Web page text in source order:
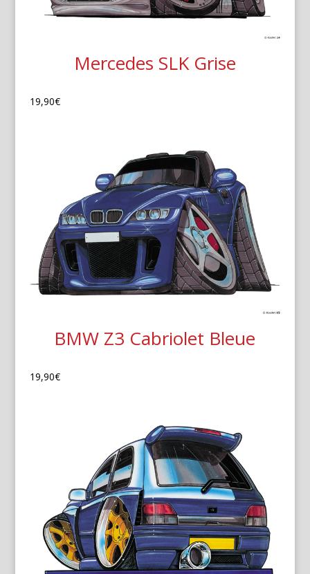
Mercedes SLK Grise
19,90€
BMW Z3 Cabriolet Bleue
19,90€